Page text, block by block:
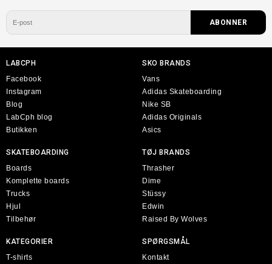
LABCPH
Facebook
Instagram
Blog
LabCph blog
Butikken
SKO BRANDS
Vans
Adidas Skateboarding
Nike SB
Adidas Originals
Asics
SKATEBOARDING
Boards
Komplette boards
Trucks
Hjul
Tilbehør
TØJ BRANDS
Thrasher
Dime
Stüssy
Edwin
Raised By Wolves
KATEGORIER
T-shirts
SPØRGSMÅL
Kontakt